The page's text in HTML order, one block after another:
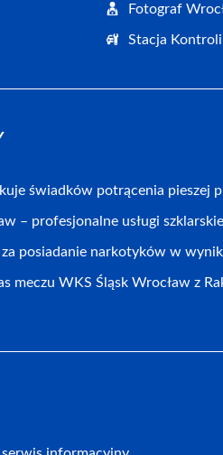
Fotograf
Stacja
świadków potrącenia pieszej
– profesjonalne usługi
posiadanie narkotyków w
meczu WKS Śląsk Wrocław z